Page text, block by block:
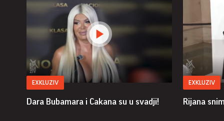
EXKLUZIV
Dara Bubamara i Cakana su u svadji!
EXKLUZIV
Rijana